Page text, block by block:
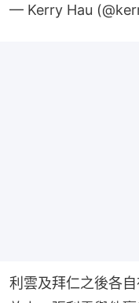
— Kerry Hau
利雲及拜仁之後各